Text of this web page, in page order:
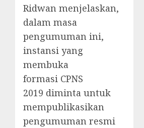
Ridwan menjelaskan,
dalam masa
pengumuman ini,
instansi yang
membuka
formasi CPNS
2019 diminta untuk
mempublikasikan
pengumuman resmi